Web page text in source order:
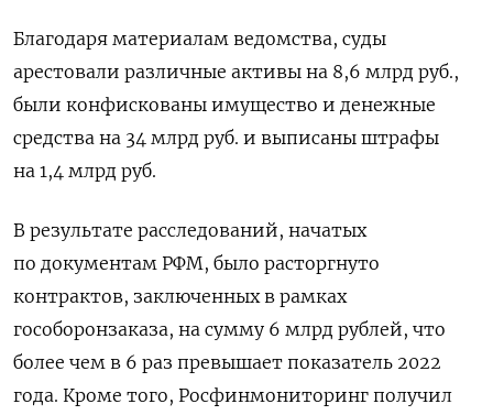
Благодаря материалам ведомства, суды
арестовали различные активы на 8,6 млрд руб.,
были конфискованы имущество и денежные
средства на 34 млрд руб. и выписаны штрафы
на 1,4 млрд руб.
В результате расследований, начатых
по документам РФМ, было расторгнуто
контрактов, заключенных в рамках
гособоронзаказа, на сумму 6 млрд рублей, что
более чем в 6 раз превышает показатель 2022
года. Кроме того, Росфинмониторинг получил